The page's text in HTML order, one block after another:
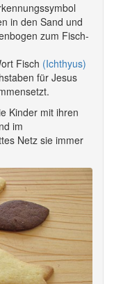
in den Sand und
zum Fisch-
Fisch (Ichthyus)
für Jesus
Kinder mit ihren
im
Netz sie immer